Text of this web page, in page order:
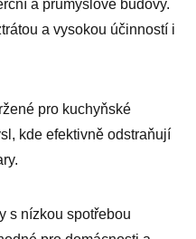
a průmyslové budovy.
a vysokou účinností i
pro kuchyňské
kde efektivně odstraňují
s nízkou spotřebou